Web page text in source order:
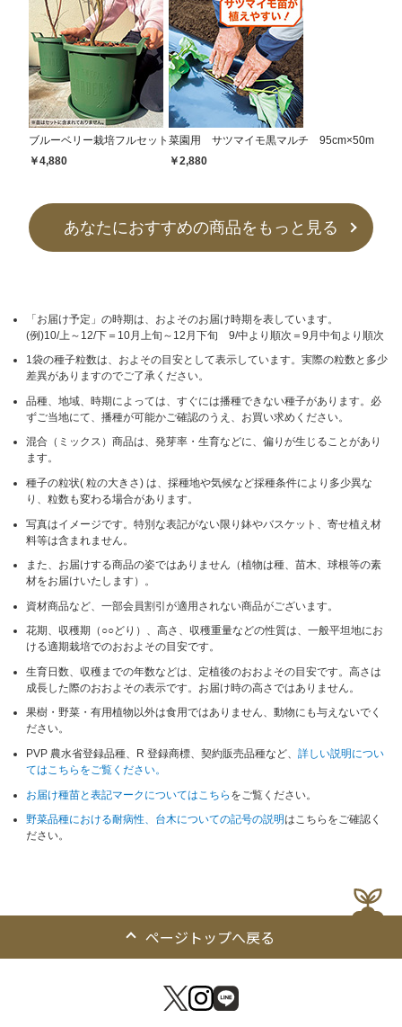
ブルーベリー栽培フルセット
￥4,880
菜園用 サツマイモ黒マルチ 95cm×50m
￥2,880
あなたにおすすめの商品をもっと見る
「お届け予定」の時期は、およそのお届け時期を表しています。
(例)10/上～12/下＝10月上旬～12月下旬 9/中より順次＝9月中旬より順次
1袋の種子粒数は、およその目安として表示しています。実際の粒数と多少
差異がありますのでご了承ください。
品種、地域、時期によっては、すぐには播種できない種子があります。必
ずご当地にて、播種が可能かご確認のうえ、お買い求めください。
混合（ミックス）商品は、発芽率・生育などに、偏りが生じることがあり
ます。
種子の粒状( 粒の大きさ) は、採種地や気候など採種条件により多少異な
り、粒数も変わる場合があります。
写真はイメージです。特別な表記がない限り鉢やバスケット、寄せ植え材
料等は含まれません。
また、お届けする商品の姿ではありません（植物は種、苗木、球根等の素
材をお届けいたします）。
資材商品など、一部会員割引が適用されない商品がございます。
花期、収穫期（○○どり）、高さ、収穫重量などの性質は、一般平坦地にお
ける適期栽培でのおおよその目安です。
生育日数、収穫までの年数などは、定植後のおおよその目安です。高さは
成長した際のおおよその表示です。お届け時の高さではありません。
果樹・野菜・有用植物以外は食用ではありません、動物にも与えないでく
ださい。
PVP 農水省登録品種、R 登録商標、契約販売品種など、詳しい説明につい
てはこちらをご覧ください。
お届け種苗と表記マークについてはこちら をご覧ください。
野菜品種における耐病性、台木についての記号の説明はこちらをご確認く
ださい。
ページトップへ戻る